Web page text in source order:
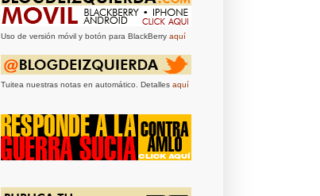
Uso de versión móvil y botón para BlackBerry aquí
Tuitea nuestras notas en automático. Detalles aquí